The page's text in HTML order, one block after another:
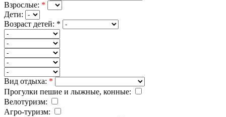
Взрослые: *
Дети:
Возраст детей: *
Вид отдыха: *
Прогулки пешие и лыжные, конные:
Велотуризм:
Агро-туризм: